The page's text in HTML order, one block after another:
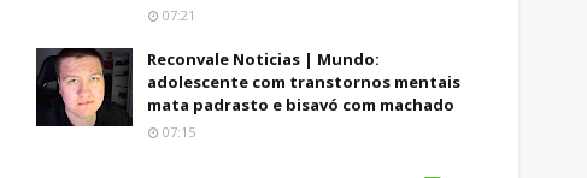
07:21
Reconvale Noticias | Mundo:
adolescente com transtornos mentais
mata padrasto e bisavó com machado
07:15